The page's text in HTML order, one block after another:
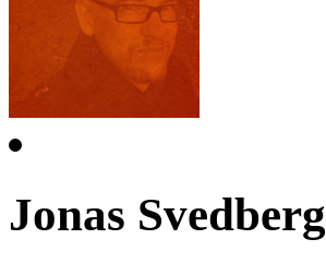
Jonas Svedberg